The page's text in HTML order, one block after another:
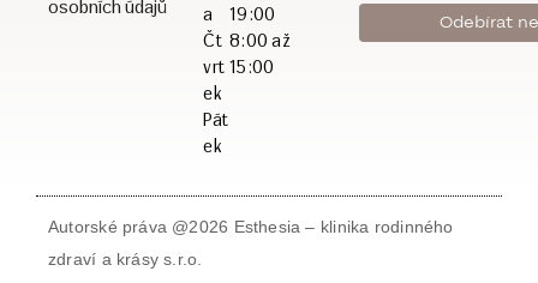
osobních údajů
a
Čt
vrt
ek
Pát
ek
19:00
8:00 až
15:00
Autorské práva @2026 Esthesia – klinika rodinného
zdraví a krásy s.r.o.